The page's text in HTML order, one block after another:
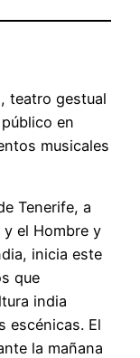
teatro gestual
en
musicales
Tenerife, a
el Hombre y
inicia este
que
india
escénicas. El
la mañana